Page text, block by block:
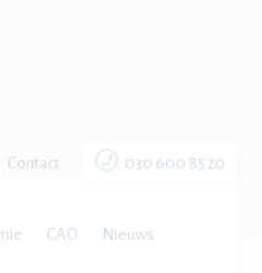
Contact 030 600 85 20
CAO Nieuws